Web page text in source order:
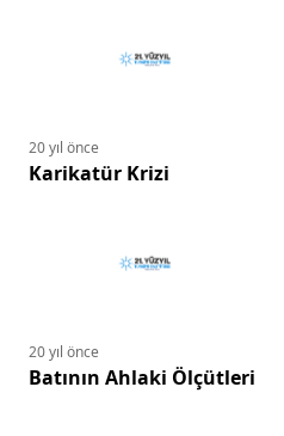
20 yıl önce
Karikatür Krizi
20 yıl önce
Batının Ahlaki Ölçütleri